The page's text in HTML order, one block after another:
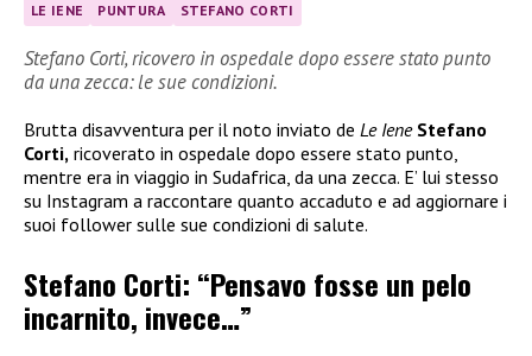
LE IENE PUNTURA STEFANO CORTI
Stefano Corti, ricovero in ospedale dopo essere stato punto
da una zecca: le sue condizioni.
Brutta disavventura per il noto inviato de Le Iene Stefano
Corti, ricoverato in ospedale dopo essere stato punto,
mentre era in viaggio in Sudafrica, da una zecca. E’ lui stesso
su Instagram a raccontare quanto accaduto e ad aggiornare i
suoi follower sulle sue condizioni di salute.
Stefano Corti: “Pensavo fosse un pelo
incarnito, invece…”